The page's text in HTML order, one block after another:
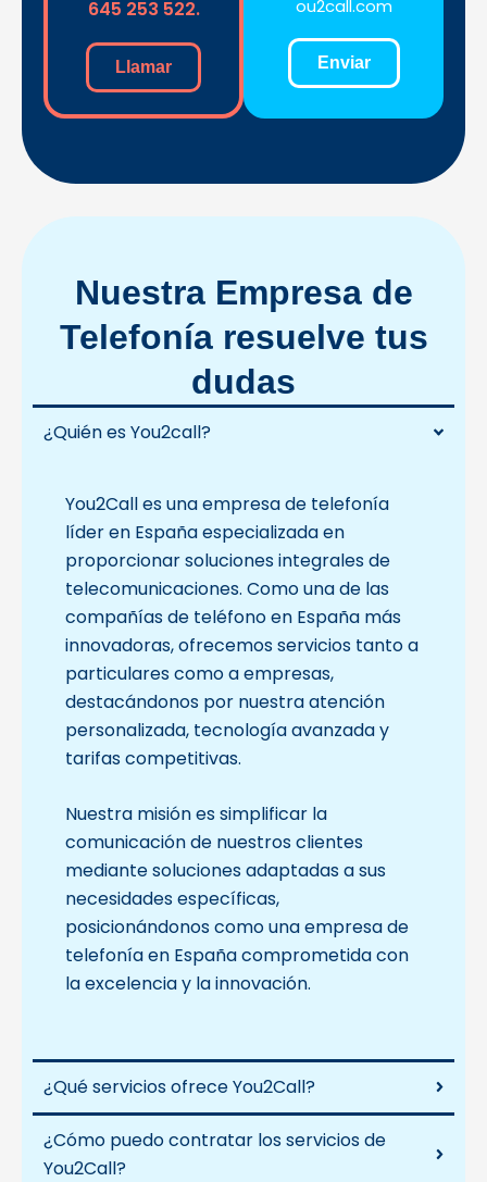
645 253 522.
Llamar
ou2call.com
Enviar
Nuestra Empresa de
Telefonía resuelve tus
dudas
¿Quién es You2call?
You2Call es una empresa de telefonía
líder en España especializada en
proporcionar soluciones integrales de
telecomunicaciones. Como una de las
compañías de teléfono en España más
innovadoras, ofrecemos servicios tanto a
particulares como a empresas,
destacándonos por nuestra atención
personalizada, tecnología avanzada y
tarifas competitivas.
Nuestra misión es simplificar la
comunicación de nuestros clientes
mediante soluciones adaptadas a sus
necesidades específicas,
posicionándonos como una empresa de
telefonía en España comprometida con
la excelencia y la innovación.
¿Qué servicios ofrece You2Call?
¿Cómo puedo contratar los servicios de
You2Call?